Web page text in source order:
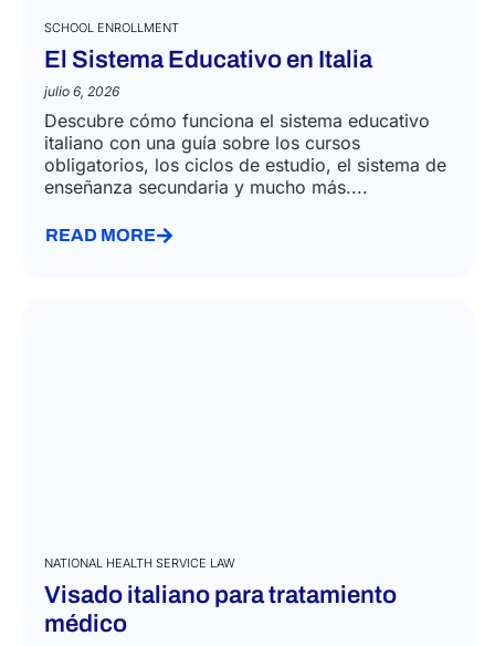
SCHOOL ENROLLMENT
El Sistema Educativo en Italia
julio 6, 2026
Descubre cómo funciona el sistema educativo
italiano con una guía sobre los cursos
obligatorios, los ciclos de estudio, el sistema de
enseñanza secundaria y mucho más....
READ MORE
NATIONAL HEALTH SERVICE LAW
Visado italiano para tratamiento
médico